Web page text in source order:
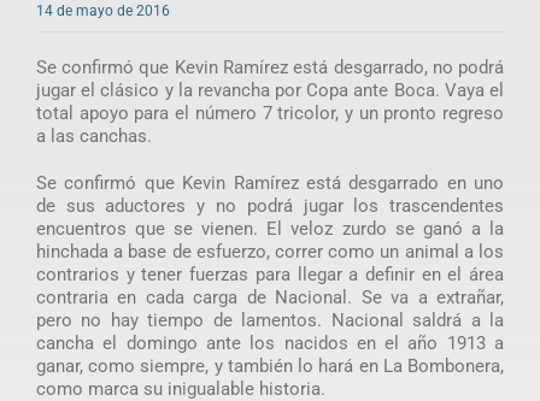
14 de mayo de 2016
Se confirmó que Kevin Ramírez está desgarrado, no podrá
jugar el clásico y la revancha por Copa ante Boca. Vaya el
total apoyo para el número 7 tricolor, y un pronto regreso
a las canchas.
Se confirmó que Kevin Ramírez está desgarrado en uno
de sus aductores y no podrá jugar los trascendentes
encuentros que se vienen. El veloz zurdo se ganó a la
hinchada a base de esfuerzo, correr como un animal a los
contrarios y tener fuerzas para llegar a definir en el área
contraria en cada carga de Nacional. Se va a extrañar,
pero no hay tiempo de lamentos. Nacional saldrá a la
cancha el domingo ante los nacidos en el año 1913 a
ganar, como siempre, y también lo hará en La Bombonera,
como marca su inigualable historia.